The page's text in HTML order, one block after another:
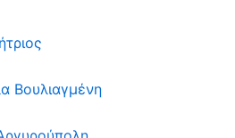
Βουλιαγμένη